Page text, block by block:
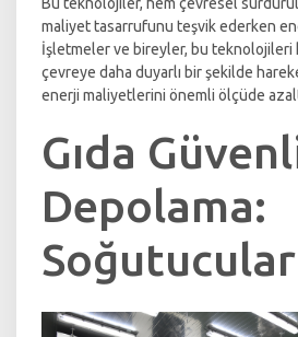
maliyet tasarrufunu teşvik ederken
İşletmeler ve bireyler, bu teknolojileri
çevreye daha duyarlı bir şekilde
enerji maliyetlerini önemli ölçüde
Gıda
Depolama: